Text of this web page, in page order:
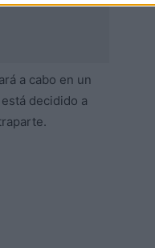
a cabo en un
decidido a